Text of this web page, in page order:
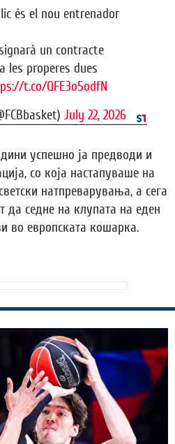
és el nou entrenador
un contracte
les properes dues
t.co/QFE3o5odfN
July 22, 2026
успешно ја предводи и
со која настапуваше на
натпреварувања, а сега
да седне на клупата на еден
во европската кошарка.